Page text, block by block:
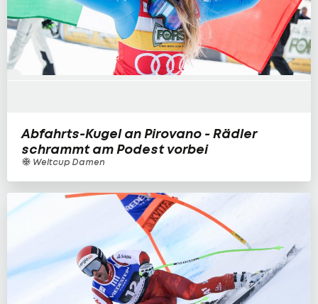
Abfahrts-Kugel an Pirovano - Rädler
schrammt am Podest vorbei
Weltcup Damen